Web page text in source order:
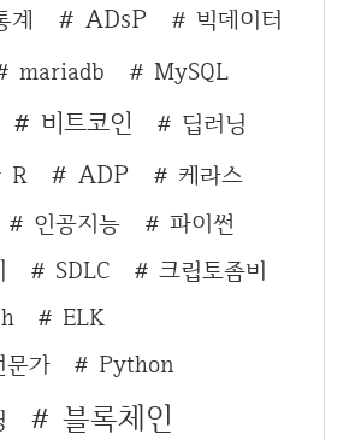
계 ADsP 빅데이터
mariadb
MySQL
비트코인
딥러닝
R ADP
케라스
인공지능
파이썬
SDLC
크립토좀비
ELK
문가
Python
블록체인